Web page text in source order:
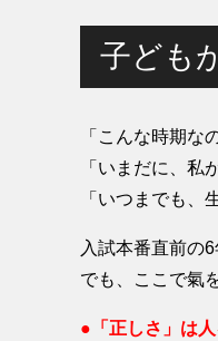
子ども
「こんな時期な
「いまだに、私
「いつまでも、
入試本番直前の
でも、ここで氣
●「正しさ」は